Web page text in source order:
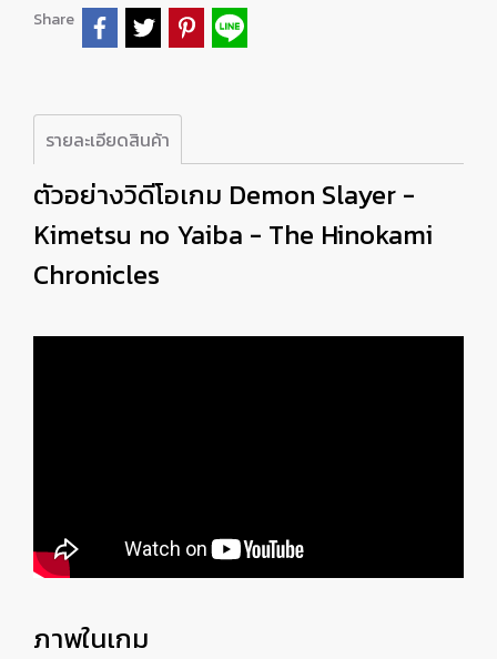
Share
รายละเอียดสินค้า
ตัวอย่างวิดีโอเกม Demon Slayer -
Kimetsu no Yaiba - The Hinokami
Chronicles
ภาพในเกม